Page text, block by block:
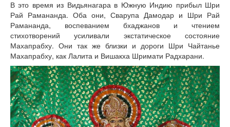
В это время из Видьянагара в Южную Индию прибыл Шри
Рай Рамананда. Оба они, Сварупа Дамодар и Шри Рай
Рамананда, воспеванием бхаджанов и чтением
стихотворений усиливали экстатическое состояние
Махапрабху. Они так же близки и дороги Шри Чайтанье
Махапрабху, как Лалита и Вишакха Шримати Радхарани.